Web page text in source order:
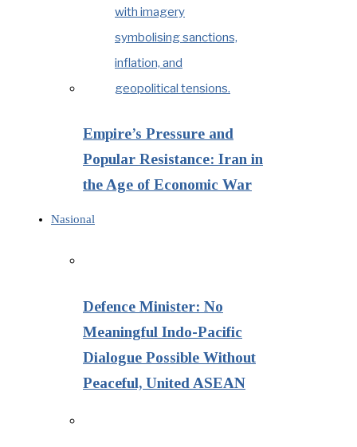
Empire’s Pressure and
Popular Resistance: Iran in
the Age of Economic War
Nasional
Defence Minister: No
Meaningful Indo-Pacific
Dialogue Possible Without
Peaceful, United ASEAN